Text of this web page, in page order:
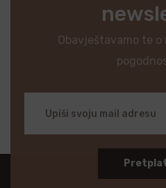
Obavještavamo te o